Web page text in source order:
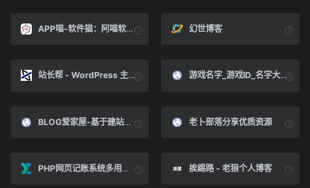
APP喵-软件猫：阿喵软件分享 &#8211; 软件猫：优质APP软件资源分享下载站 幻世博客
站长帮 - WordPress 主题/模板/插件资源 游戏名字_游戏ID_名字大全_游戏网名-游戏名字网
BLOG爱家屋-基于建站技术分享交流 老卜部落分享优质资源
PHP网页记账系统多用户版 挨踢路 - 老狼个人博客